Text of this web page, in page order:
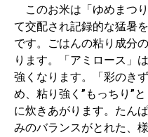
このお米は「ゆめまつ
て交配され記録的な猛暑
です。ごはんの粘り成分
ります。「アミロース」
強くなります。「彩のき
め、粘り強く”もっちり”
に炊きあがります。たん
みのバランスがとれた、